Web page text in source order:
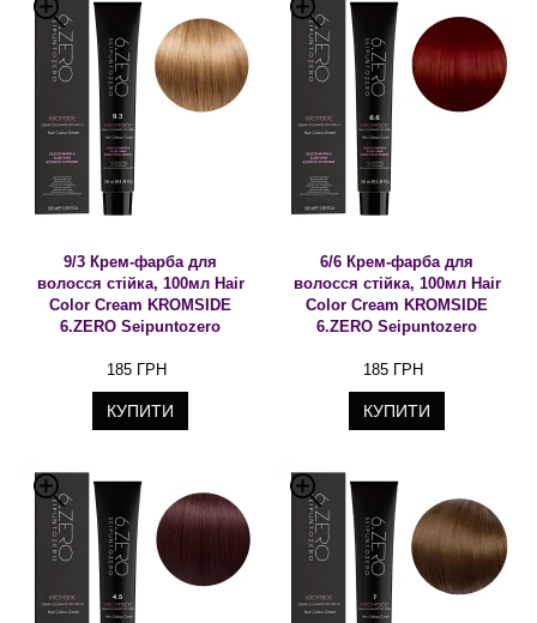
9/3 Крем-фарба для
волосся стійка, 100мл Hair
Color Cream KROMSIDE
6.ZERO Seipuntozero
185 ГРН
КУПИТИ
6/6 Крем-фарба для
волосся стійка, 100мл Hair
Color Cream KROMSIDE
6.ZERO Seipuntozero
185 ГРН
КУПИТИ